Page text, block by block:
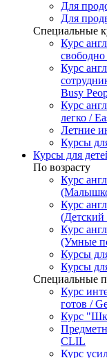
Для
Для
Специальные
Курс
свободно
Курс
Busy
Курс
легко /
Летние
Курсы
Курсы для
По возрасту
Курс
Курс
(Детский
Курс
(Умные
Курсы
Курсы
Специальные
Курс
готов /
Курс
CLIL
Курс